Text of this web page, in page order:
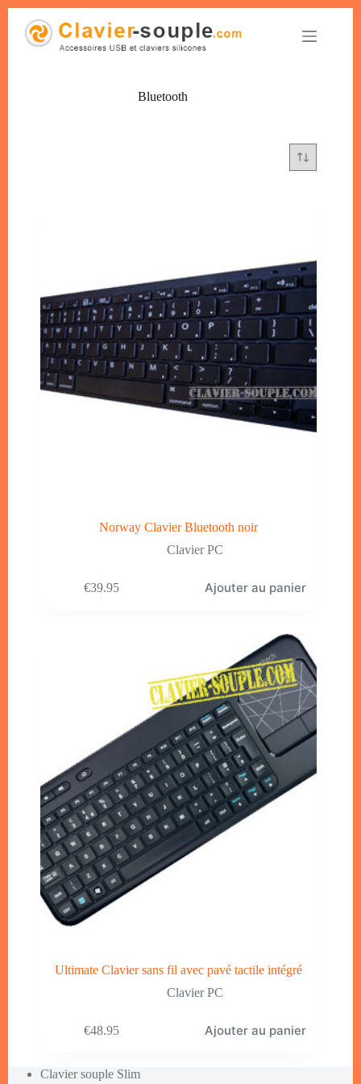
Bluetooth
Norway Clavier Bluetooth noir
Clavier PC
€39.95 Ajouter au panier
Ultimate Clavier sans fil avec pavé tactile intégré
Clavier PC
€48.95 Ajouter au panier
Clavier souple Slim